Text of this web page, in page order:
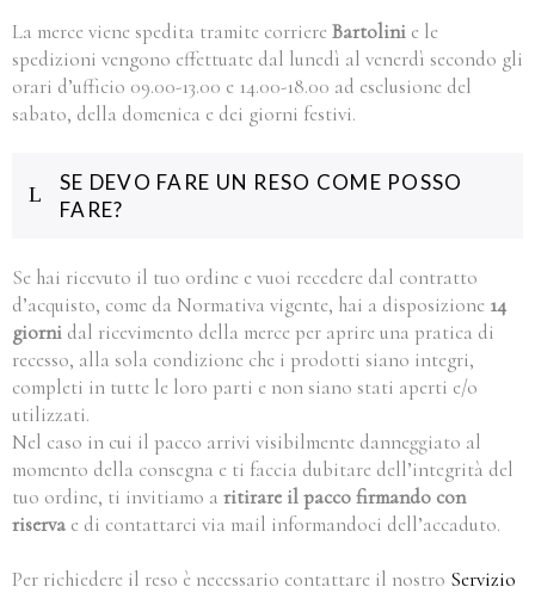
La merce viene spedita tramite corriere Bartolini e le
spedizioni vengono effettuate dal lunedì al venerdì secondo gli
orari d’ufficio 09.00-13.00 e 14.00-18.00 ad esclusione del
sabato, della domenica e dei giorni festivi.
SE DEVO FARE UN RESO COME POSSO
FARE?
Se hai ricevuto il tuo ordine e vuoi recedere dal contratto
d’acquisto, come da Normativa vigente, hai a disposizione 14
giorni dal ricevimento della merce per aprire una pratica di
recesso, alla sola condizione che i prodotti siano integri,
completi in tutte le loro parti e non siano stati aperti e/o
utilizzati.
Nel caso in cui il pacco arrivi visibilmente danneggiato al
momento della consegna e ti faccia dubitare dell’integrità del
tuo ordine, ti invitiamo a ritirare il pacco firmando con
riserva e di contattarci via mail informandoci dell’accaduto.
Per richiedere il reso è necessario contattare il nostro Servizio